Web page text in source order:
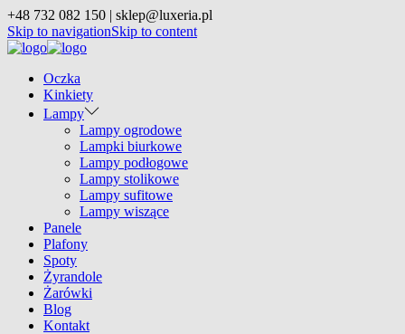
+48 732 082 150 | sklep@luxeria.pl
Skip to navigationSkip to content
Oczka
Kinkiety
Lampy
Lampy ogrodowe
Lampki biurkowe
Lampy podłogowe
Lampy stolikowe
Lampy sufitowe
Lampy wiszące
Panele
Plafony
Spoty
Żyrandole
Żarówki
Blog
Kontakt